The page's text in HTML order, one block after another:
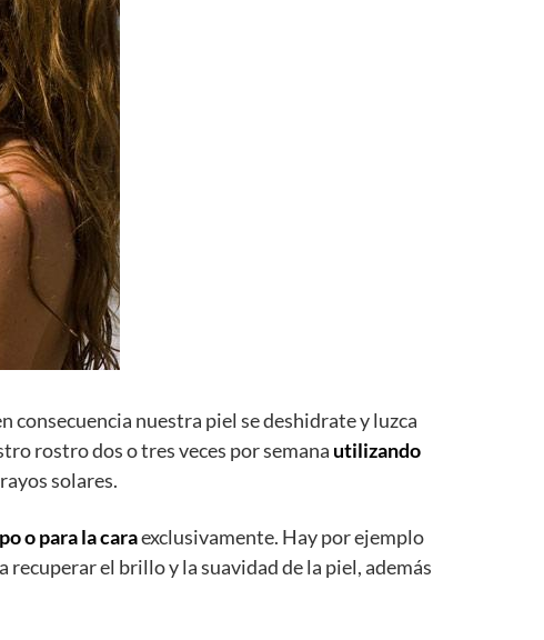
consecuencia nuestra piel se deshidrate y luzca
rostro dos o tres veces por semana utilizando
solares.
o para la caraexclusivamente. Hay por ejemplo
el brillo y la suavidad de la piel, además